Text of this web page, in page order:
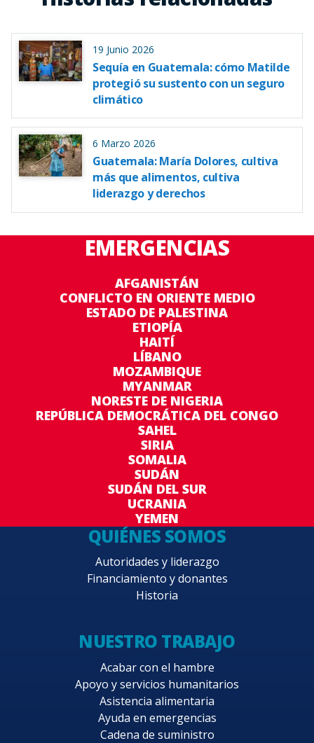
19 Junio 2026
Sequía en Guatemala: cómo Matilde
protegió su sustento con un seguro
climático
6 Marzo 2026
Guatemala: María Dolores, cultiva
más que alimentos, cultiva
liderazgo y derechos
EMERGENCIAS
AFGANISTÁN
CONFLICTO EN ORIENTE MEDIO
ESTADO DE PALESTINA
ETIOPÍA
HAITÍ
LÍBANO
MOZAMBIQUE
MYANMAR
NORESTE DE NIGERIA
REPÚBLICA DEMOCRÁTICA DEL CONGO
SAHEL
SIRIA
SOMALIA
SUDÁN
SUDÁN DEL SUR
UCRANIA
YEMEN
QUIÉNES SOMOS
Autoridades y liderazgo
Financiamiento y donantes
Historia
NUESTRO TRABAJO
Acabar con el hambre
Apoyo y servicios humanitarios
Asistencia alimentaria
Ayuda en emergencias
Cadena de suministro